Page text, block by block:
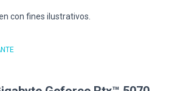
con fines ilustrativos.